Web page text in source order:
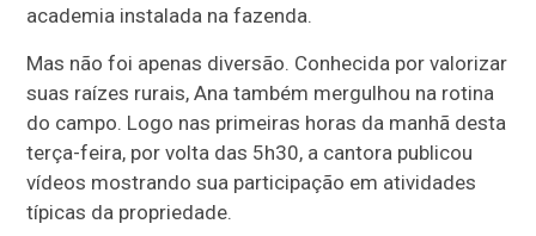
academia instalada na fazenda.
Mas não foi apenas diversão. Conhecida por valorizar
suas raízes rurais, Ana também mergulhou na rotina
do campo. Logo nas primeiras horas da manhã desta
terça-feira, por volta das 5h30, a cantora publicou
vídeos mostrando sua participação em atividades
típicas da propriedade.